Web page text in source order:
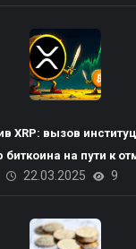
XRP: вызов
на пути к
долларов
22.03.2025 9